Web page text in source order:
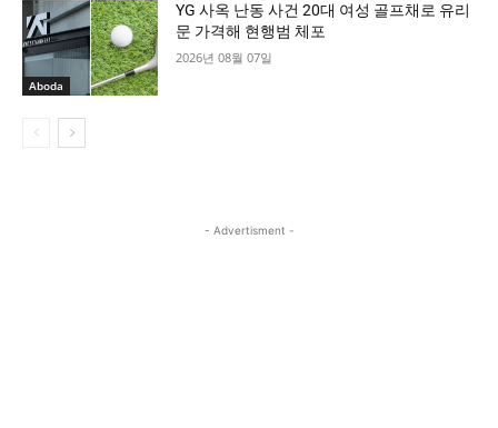
Aboda
YG 사옥 난동 사건 20대 여성 골프채로 유리
문 가격해 현행범 체포
2026년 08월 07일
- Advertisment -